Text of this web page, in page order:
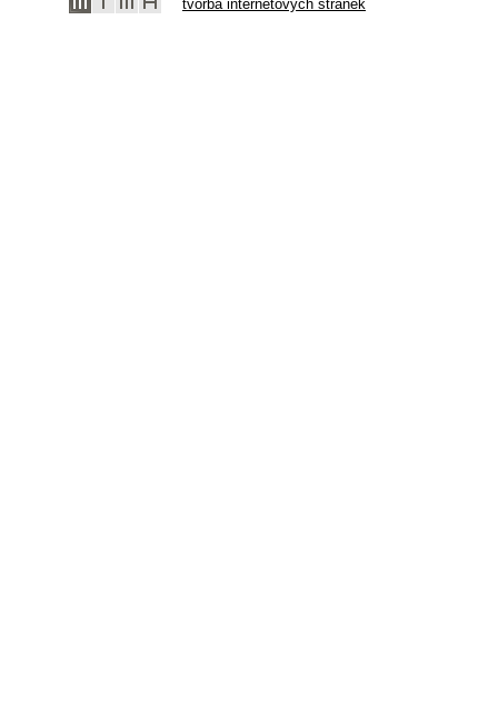
tvorba internetových stránek